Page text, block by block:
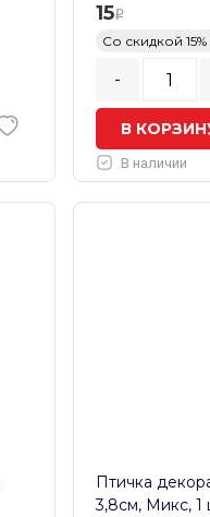
15
Со скидкой
-
В
В наличии
Птичка
3,8см, Микс, 1